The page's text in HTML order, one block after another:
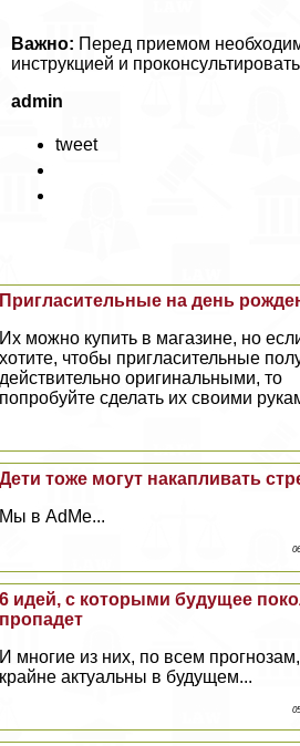
Важно: Перед приемом
инструкцией и
admin
tweet
Пригласительные на день
Их можно купить в магазине, но
хотите, чтобы пригласительные
действительно оригинальными, то
попробуйте сделать их своими
Дети тоже могут накапливать
Мы в AdMe...
6 идей, с которыми будущее
пропадет
И многие из них, по всем прогнозам,
крайне актуальны в будущем...